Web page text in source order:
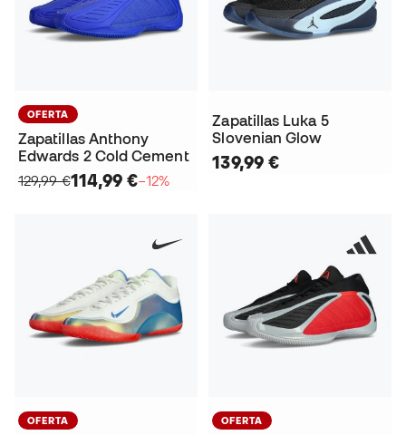
OFERTA
Zapatillas Anthony
Edwards 2 Cold Cement
129,99 €114,99 €−12%
Zapatillas Luka 5
Slovenian Glow
139,99 €
OFERTA OFERTA